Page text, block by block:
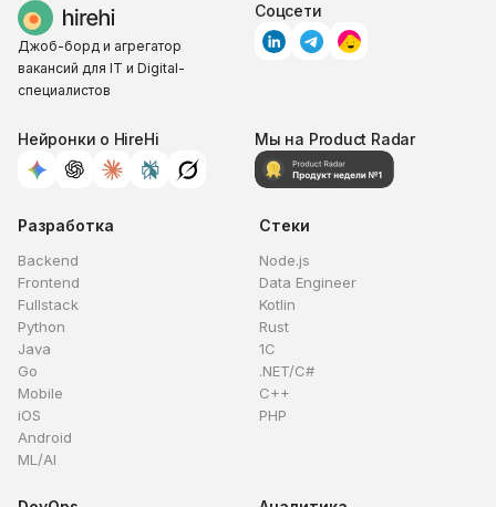
Джоб-борд и агрегатор
вакансий для IT и Digital-
специалистов
Соцсети
Нейронки о HireHi Мы на Product Radar
Разработка
Backend
Frontend
Fullstack
Python
Java
Go
Mobile
iOS
Android
ML/AI
Стеки
Node.js
Data Engineer
Kotlin
Rust
1C
.NET/C#
C++
PHP